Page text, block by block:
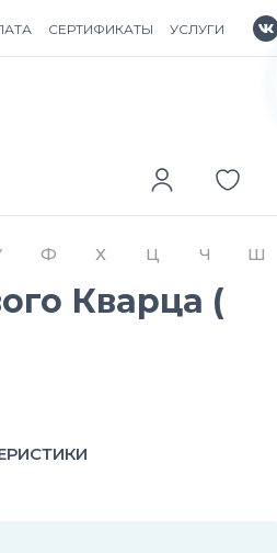
СЕРТИФИКАТЫ УСЛУГИ
Ф Х Ц Ч Ш
Кварца (